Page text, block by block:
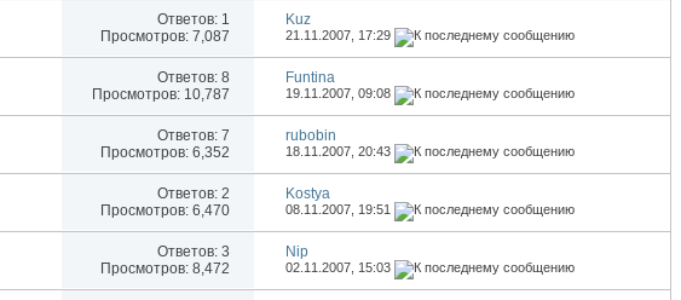
Ответов: 1
Просмотров: 7,087
Kuz
21.11.2007, 17:29
Ответов: 8
Просмотров: 10,787
Funtina
19.11.2007,09:08
Ответов: 7
Просмотров: 6,352
rubobin
18.11.2007,20:43
Ответов: 2
Просмотров: 6,470
Kostya
08.11.2007, 19:51
Ответов: 3
Просмотров: 8,472
Nip
02.11.2007, 15:03